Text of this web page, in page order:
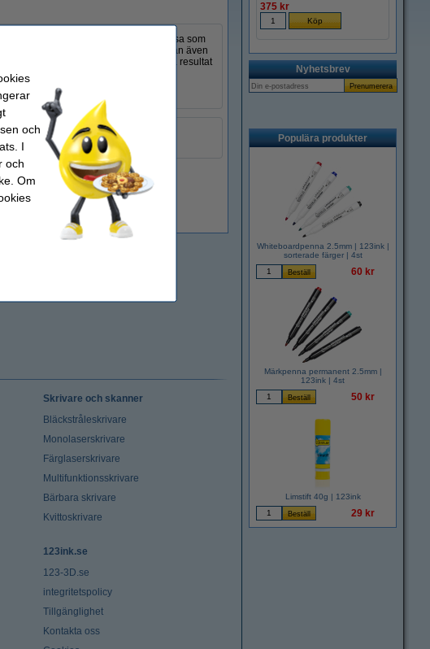
fibrerna. Till skillnad från en vanlig trasa som
ordentligt till denna duk. Duken kan även
tonerpulver från händerna. För bästa resultat
cylindern).
Färg:
gul
Vårt artikelnr: 999099
i lager
375 kr
Nyhetsbrev
Populära produkter
Whiteboardpenna 2.5mm | 123ink |
sorterade färger | 4st
60 kr
Märkpenna permanent 2.5mm |
123ink | 4st
50 kr
Limstift 40g | 123ink
29 kr
Skrivare och skanner
Bläckstråleskrivare
Monolaserskrivare
Färglaserskrivare
Multifunktionsskrivare
Bärbara skrivare
Kvittoskrivare
123ink.se
123-3D.se
integritetspolicy
Tillgänglighet
Kontakta oss
och
I
och
Om